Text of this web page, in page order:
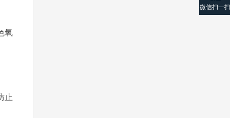
氧
止
微信扫一扫